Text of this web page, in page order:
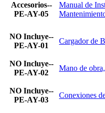
Accesorios--
PE-AY-05
Manual de
NO Incluye--
PE-AY-01
Cargador de
NO Incluye--
PE-AY-02
Mano de
NO Incluye--
PE-AY-03
Conexiones